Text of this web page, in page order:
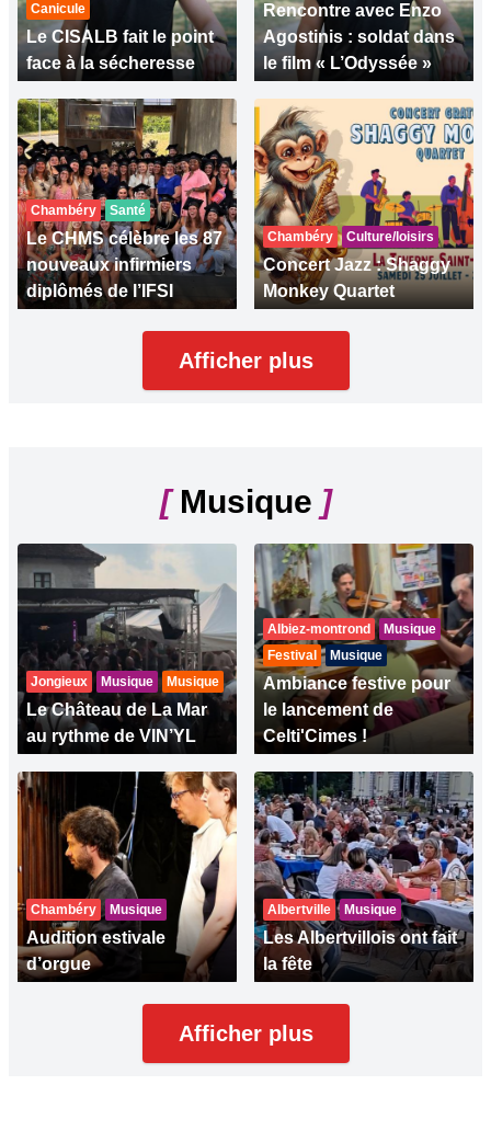
Canicule
Le CISALB fait le point
face à la sécheresse
Rencontre avec Enzo
Agostinis : soldat dans
le film « L’Odyssée »
Chambéry Santé
Le CHMS célèbre les 87
nouveaux infirmiers
diplômés de l’IFSI
Chambéry Culture/loisirs
Concert Jazz : Shaggy
Monkey Quartet
Afficher plus
[Musique ]
Jongieux Musique Musique
Le Château de La Mar
au rythme de VIN’YL
Albiez-montrond
Musique
Festival
Musique
Ambiance festive pour
le lancement de
Celti'Cimes !
Chambéry Musique
Audition estivale
d’orgue
Albertville Musique
Les Albertvillois ont fait
la fête
Afficher plus